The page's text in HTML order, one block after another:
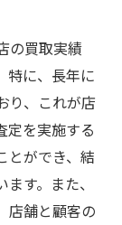
の買取実績
特に、長年に
り、これが店
定を実施する
とができ、結
す。また、
店舗と顧客の